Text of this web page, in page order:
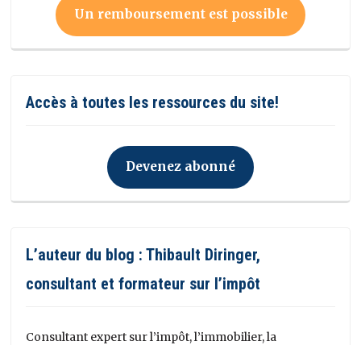
Un remboursement est possible
Accès à toutes les ressources du site!
Devenez abonné
L’auteur du blog : Thibault Diringer,
consultant et formateur sur l’impôt
Consultant expert sur l’impôt, l’immobilier, la